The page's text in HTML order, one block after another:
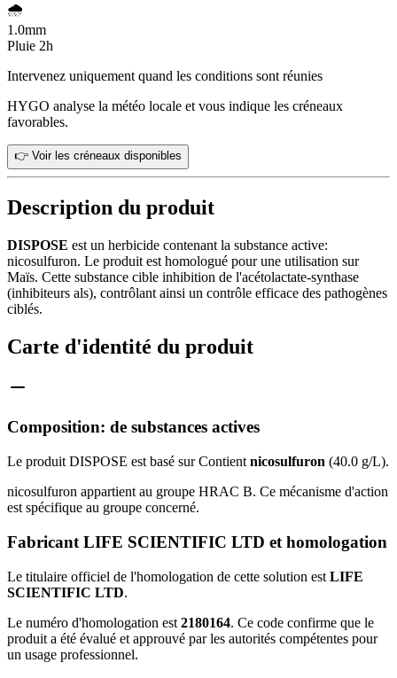
🌧️
1.0mm
Pluie 2h
Intervenez uniquement quand les conditions sont réunies
HYGO analyse la météo locale et vous indique les créneaux
favorables.
👉 Voir les créneaux disponibles
Description du produit
DISPOSE est un herbicide contenant la substance active:
nicosulfuron. Le produit est homologué pour une utilisation sur
Maïs. Cette substance cible inhibition de l'acétolactate-synthase
(inhibiteurs als), contrôlant ainsi un contrôle efficace des pathogènes
ciblés.
Carte d'identité du produit
Composition: de substances actives
Le produit DISPOSE est basé sur Contient nicosulfuron (40.0 g/L).
nicosulfuron appartient au groupe HRAC B. Ce mécanisme d'action
est spécifique au groupe concerné.
Fabricant LIFE SCIENTIFIC LTD et homologation
Le titulaire officiel de l'homologation de cette solution est LIFE
SCIENTIFIC LTD.
Le numéro d'homologation est 2180164. Ce code confirme que le
produit a été évalué et approuvé par les autorités compétentes pour
un usage professionnel.